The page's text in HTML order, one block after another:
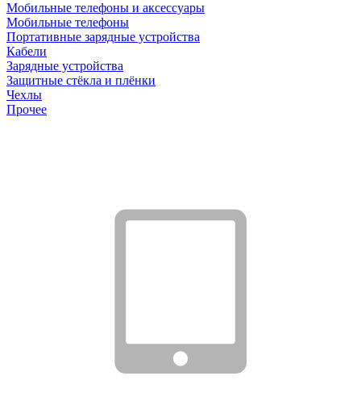
Мобильные телефоны и аксессуары
Мобильные телефоны
Портативные зарядные устройства
Кабели
Зарядные устройства
Защитные стёкла и плёнки
Чехлы
Прочее